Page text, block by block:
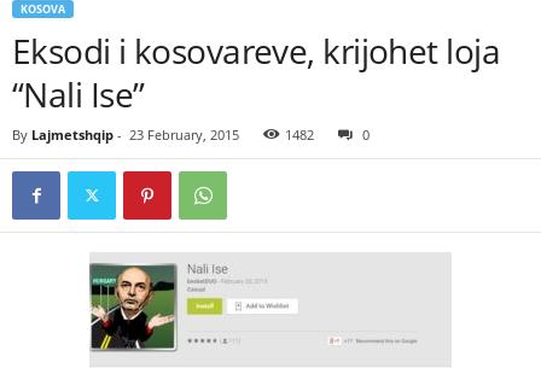
KOSOVA
Eksodi i kosovareve, krijohet loja
“Nali Ise”
By Lajmetshqip - 23 February, 2015 1482 0